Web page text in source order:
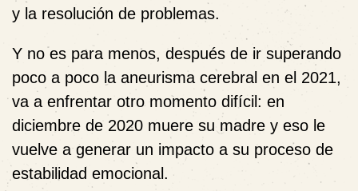
y la resolución de problemas.
Y no es para menos, después de ir superando
poco a poco la aneurisma cerebral en el 2021,
va a enfrentar otro momento difícil: en
diciembre de 2020 muere su madre y eso le
vuelve a generar un impacto a su proceso de
estabilidad emocional.